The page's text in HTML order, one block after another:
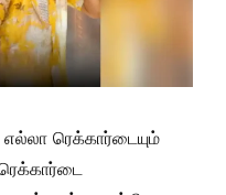
எல்லா ரெக்கார்டையும்